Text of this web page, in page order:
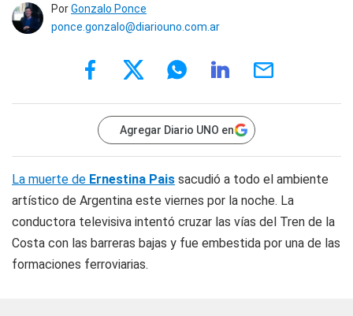
PorGonzalo Ponce
ponce.gonzalo@diariouno.com.ar
Agregar Diario UNO en
La muerte de Ernestina Pais sacudió a todo el ambiente
artístico de Argentina este viernes por la noche. La
conductora televisiva intentó cruzar las vías del Tren de la
Costa con las barreras bajas y fue embestida por una de las
formaciones ferroviarias.